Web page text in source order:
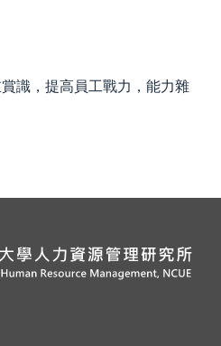
識，提高員工戰力，能力雜